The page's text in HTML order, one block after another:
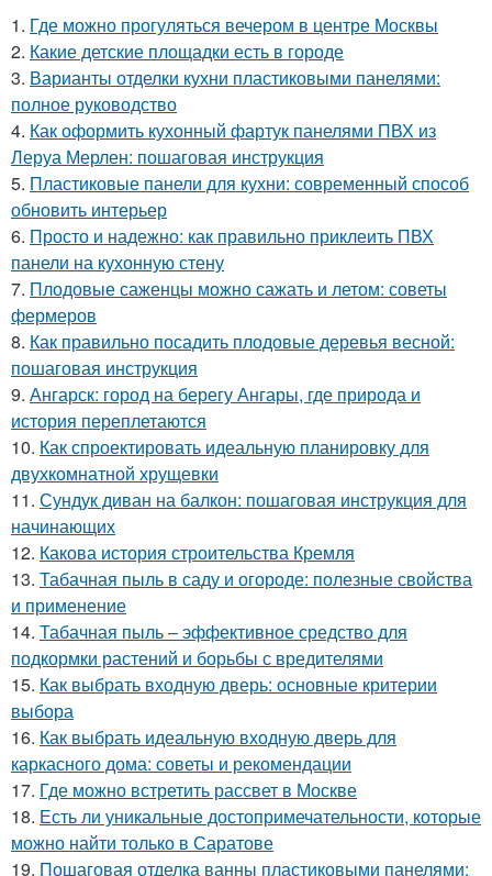
1. Где можно прогуляться вечером в центре Москвы
2. Какие детские площадки есть в городе
3. Варианты отделки кухни пластиковыми панелями:
полное руководство
4. Как оформить кухонный фартук панелями ПВХ из
Леруа Мерлен: пошаговая инструкция
5. Пластиковые панели для кухни: современный способ
обновить интерьер
6. Просто и надежно: как правильно приклеить ПВХ
панели на кухонную стену
7. Плодовые саженцы можно сажать и летом: советы
фермеров
8. Как правильно посадить плодовые деревья весной:
пошаговая инструкция
9. Ангарск: город на берегу Ангары, где природа и
история переплетаются
10. Как спроектировать идеальную планировку для
двухкомнатной хрущевки
11. Сундук диван на балкон: пошаговая инструкция для
начинающих
12. Какова история строительства Кремля
13. Табачная пыль в саду и огороде: полезные свойства
и применение
14. Табачная пыль – эффективное средство для
подкормки растений и борьбы с вредителями
15. Как выбрать входную дверь: основные критерии
выбора
16. Как выбрать идеальную входную дверь для
каркасного дома: советы и рекомендации
17. Где можно встретить рассвет в Москве
18. Есть ли уникальные достопримечательности, которые
можно найти только в Саратове
19. Пошаговая отделка ванны пластиковыми панелями: